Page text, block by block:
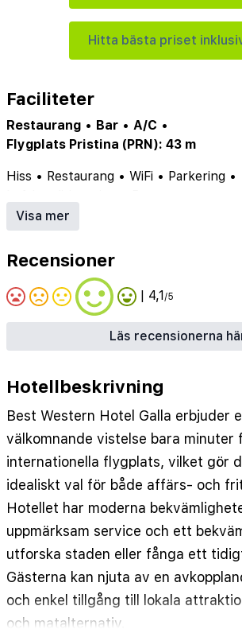
Hitta bästa priset
Faciliteter
Restaurang • Bar • A/C •
Flygplats Pristina (PRN): 43 m
Hiss • Restaurang • WiFi • Parkering •
Visa mer
Recensioner
| 4,1 /5
Läs recensionerna
Hotellbeskrivning
Best Western Hotel Galla erbjuder
välkomnande vistelse bara minuter
internationella flygplats, vilket gör
idealiskt val för både affärs- och
Hotellet har moderna
uppmärksam service och ett
utforska staden eller fånga ett
Gästerna kan njuta av en
och enkel tillgång till lokala
och matalternativ.